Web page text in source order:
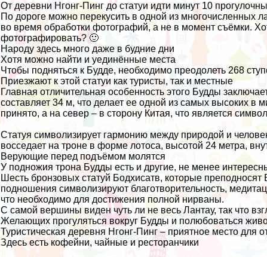
От деревни Нгонг-Пинг до статуи идти минут 10
По дороге можно перекусить в одной из многочисленных
во время обработки фотографий, а не в момент съёмки.
фотографировать? 🙂
Народу здесь много даже в будние дни
Хотя можно найти и уединённые места
Чтобы подняться к Будде, необходимо преодолеть 268
Приезжают к этой статуи как туристы, так и местные
Главная отличительная особенность этого Будды
составляет 34 м, что делает ее одной из самых высоких в
принято, а на север – в сторону Китая, что является
Статуя символизирует гармонию между природой и
восседает на троне в форме лотоса, высотой 24 метра,
Верующие перед подъёмом молятся
У подножия трона Будды есть и другие, не менее
Шесть бронзовых статуй Бодхисатв, которые
подношения символизируют благотворительность,
что необходимо для достижения полной нирваны.
С самой вершины виден чуть ли не весь Лантау, так что
Желающих прогуляться вокруг Будды и полюбоваться
Туристическая деревня Нгонг-Пинг – приятное место для
Здесь есть кофейни, чайные и ресторанчики